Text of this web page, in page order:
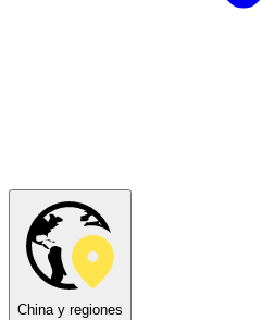
China y regiones